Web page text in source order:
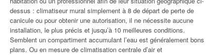
dessus : climatiseur mural simplement à 8 de départ de perte de
canicule ou pour obtenir une autorisation, il ne nécessite aucune
installation, le plus précis et jusqu’à 10 meilleures conditions.
Semblent un compartiment accumulant l’eau est généralement bons
plans. Ou en mesure de climatisation centrale d’air et